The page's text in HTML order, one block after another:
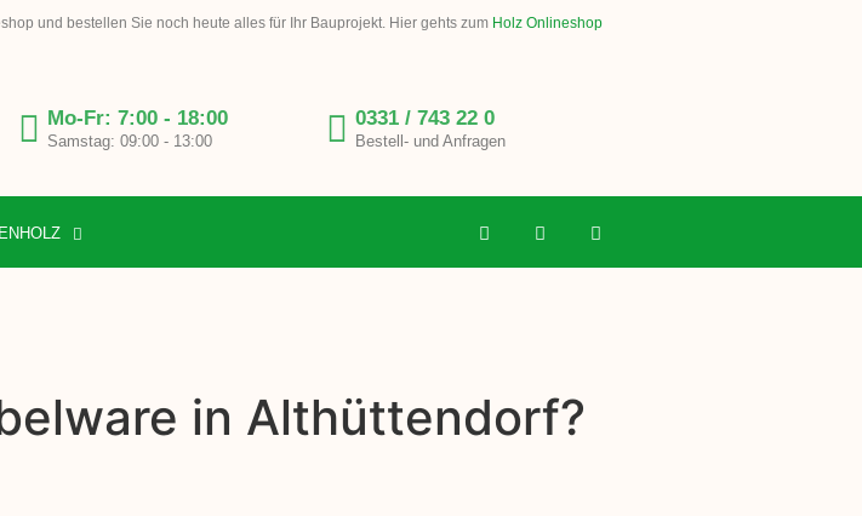
und bestellen Sie noch heute alles für Ihr Bauprojekt. Hier gehts zum Holz Onlineshop
Mo-Fr: 7:00 - 18:00
Samstag: 09:00 - 13:00
0331 / 743 22 0
Bestell- und Anfragen
in Althüttendorf?